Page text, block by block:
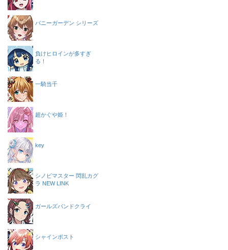
バニーガーデン シリーズ
負けヒロインが多すぎ
る！
一騎当千
超かぐや姫！
key
シノビマスター 閃乱カグ
ラ NEW LINK
ガールズバンドクライ
シャインポスト